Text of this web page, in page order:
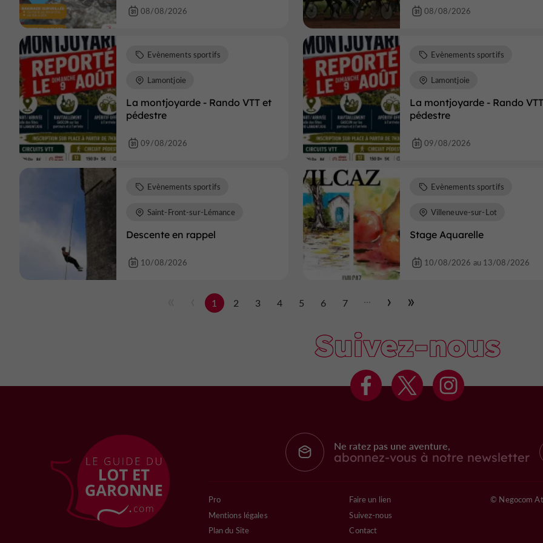
08/08/2026 08/08/2026
La montjoyarde - Rando VTT et
pédestre
Evènements sportifs
Lamontjoie
09/08/2026
La montjoyarde - Rando
pédestre
Evènements sportifs
Lamontjoie
09/08/2026
Descente en rappel
Evènements sportifs
Saint-Front-sur-Lémance
10/08/2026
Stage Aquarelle
Evènements sportifs
Villeneuve-sur-Lot
10/08/2026 au 13/08/2026
1 2 3 4 5 6 7 ...
Suivez-nous
Ne ratez pas une aventure,
abonnez-vous à notre newsletter
Pro
Mentions légales
Plan du Site
Faire un lien
Suivez-nous
Contact
© Negocom